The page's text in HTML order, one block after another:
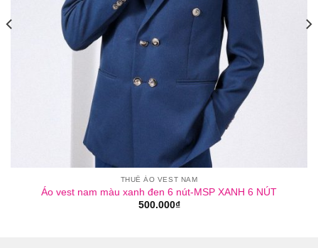
THUÊ ÁO VEST NAM
Áo vest nam màu xanh đen 6 nút-MSP XANH 6 NÚT
500.000₫